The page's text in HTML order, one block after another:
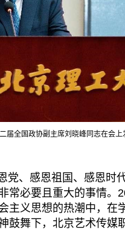
届全国政协副主席刘晓峰同志在会上
党、感恩祖国、感恩
常必要且重大的事情。
主义思想的热潮中，在
鼓舞下，北京艺术传媒